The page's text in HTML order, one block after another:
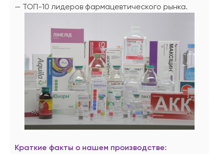
— ТОП-10 лидеров фармацевтического рынка.
Краткие факты о нашем производстве: